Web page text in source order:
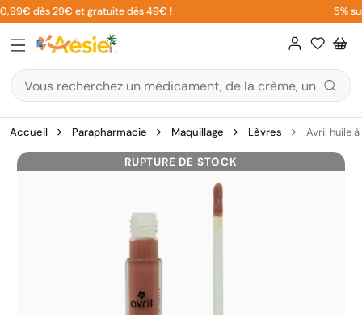
Aller
au
contenu
dès 29€ et gratuite dès 49€ ! 5%
Accueil Parapharmacie Maquillage Lèvres Avril huile
RUPTURE DE STOCK